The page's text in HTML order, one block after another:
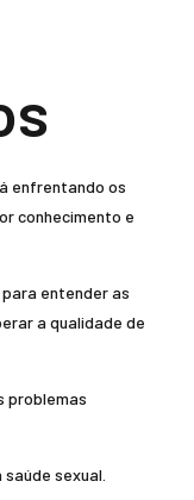
enfrentando os
conhecimento e
entender as
a qualidade de
problemas
sexual.